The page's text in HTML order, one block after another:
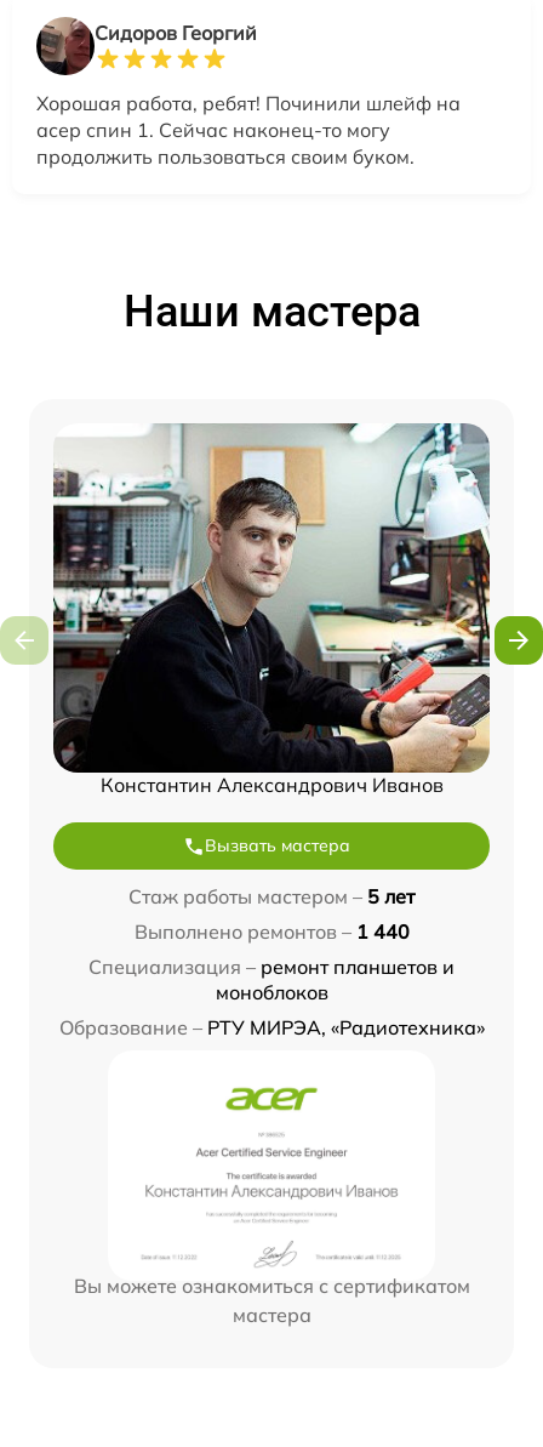
Сидоров Георгий
Хорошая работа, ребят! Починили шлейф на
асер спин 1. Сейчас наконец-то могу
продолжить пользоваться своим буком.
Наши мастера
Константин Александрович Иванов
Вызвать мастера
Стаж работы мастером – 5 лет
Выполнено ремонтов – 1 440
Специализация – ремонт планшетов и
моноблоков
Образование – РТУ МИРЭА, «Радиотехника»
Вы можете ознакомиться с сертификатом
мастера